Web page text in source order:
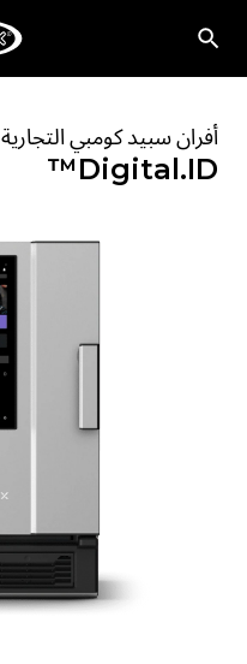
أفران سبيد كومبي التجارية
Digital.ID™